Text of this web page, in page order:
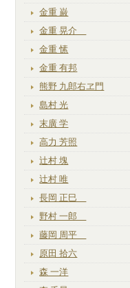
金重 巌
金重 晃介
金重 愫
金重 有邦
熊野 九郎右ヱ門
島村 光
末廣 学
高力 芳照
辻村 塊
辻村 唯
長岡 正巳
野村 一郎
藤岡 周平
原田 拾六
森 一洋